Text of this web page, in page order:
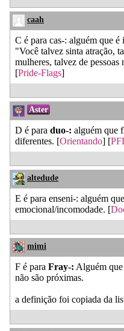
caah
C é para cas-: alguém que
"Você talvez sinta atração,
mulheres, talvez de
[Pride-Flags]
Aster
D é para duo-: alguém que
diferentes. [Orientando] [
altedude
E é para enseni-: alguém
emocional/incomodade. [
mimi
F é para Fray-: Alguém que
não são próximas.
a definição foi copiada da